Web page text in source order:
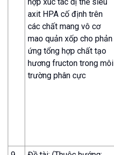
axit HPA cố định trên
các chất mang vô cơ
mao quản xốp cho phản
ứng tổng hợp chất tạo
hương fructon trong môi
trường phân cực